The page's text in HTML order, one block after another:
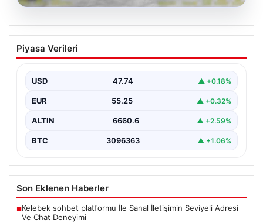
07.08.2026
Hakkari’de JİHA Destekli Operasyon
Sonucunda 253 Kilo Esrar Ele Geçirildi
Hakkari'de jandarma ekipleri tarafından gerçekleştirilen
insansız hava aracı (JİHA)…
Piyasa Verileri
USD 47.74 ▲ +0.18%
EUR 55.25 ▲ +0.32%
ALTIN 6660.6 ▲ +2.59%
BTC 3096363 ▲ +1.06%
Son Eklenen Haberler
■Kelebek sohbet platformu İle Sanal İletişimin Seviyeli Adresi
Ve Chat Deneyimi